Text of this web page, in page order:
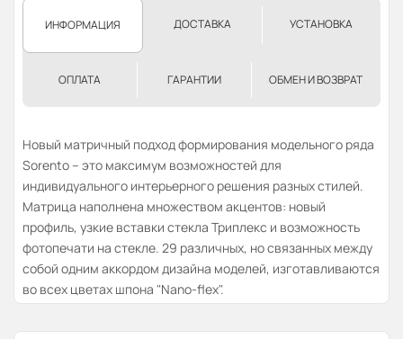
ИНФОРМАЦИЯ ДОСТАВКА УСТАНОВКА
ОПЛАТА ГАРАНТИИ ОБМЕН И ВОЗВРАТ
Новый матричный подход формирования модельного ряда
Sorento – это максимум возможностей для
индивидуального интерьерного решения разных стилей.
Матрица наполнена множеством акцентов: новый
профиль, узкие вставки стекла Триплекс и возможность
фотопечати на стекле. 29 различных, но связанных между
собой одним аккордом дизайна моделей, изготавливаются
во всех цветах шпона "Nano-flex".